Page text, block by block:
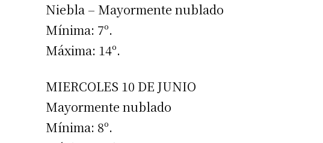
Niebla – Mayormente nublado
Mínima: 7º.
Máxima: 14º.
MIERCOLES 10 DE JUNIO
Mayormente nublado
Mínima: 8º.